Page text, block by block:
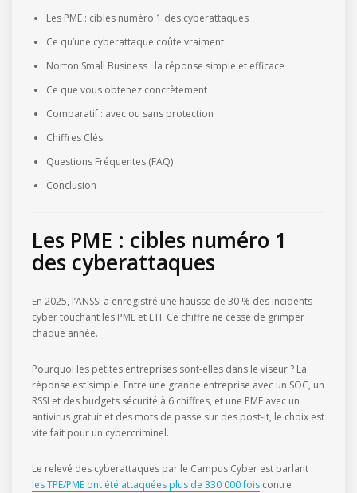
Les PME : cibles numéro 1 des cyberattaques
Ce qu’une cyberattaque coûte vraiment
Norton Small Business : la réponse simple et efficace
Ce que vous obtenez concrètement
Comparatif : avec ou sans protection
Chiffres Clés
Questions Fréquentes (FAQ)
Conclusion
Les PME : cibles numéro 1
des cyberattaques
En 2025, l’ANSSI a enregistré une hausse de 30 % des incidents
cyber touchant les PME et ETI. Ce chiffre ne cesse de grimper
chaque année.
Pourquoi les petites entreprises sont-elles dans le viseur ? La
réponse est simple. Entre une grande entreprise avec un SOC, un
RSSI et des budgets sécurité à 6 chiffres, et une PME avec un
antivirus gratuit et des mots de passe sur des post-it, le choix est
vite fait pour un cybercriminel.
Le relevé des cyberattaques par le Campus Cyber est parlant :
les TPE/PME ont été attaquées plus de 330 000 fois contre